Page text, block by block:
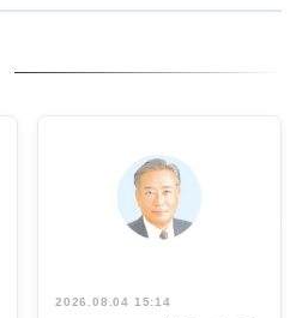
2026.08.04 15:14